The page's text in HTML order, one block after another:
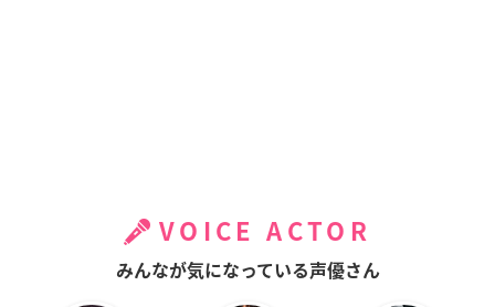
VOICE ACTOR
みんなが気になっている声優さん